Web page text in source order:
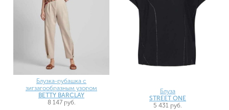
Блузка-рубашка с
зигзагообразным узором
BETTY BARCLAY
8 147 руб.
Блуза
STREET ONE
5 431 руб.